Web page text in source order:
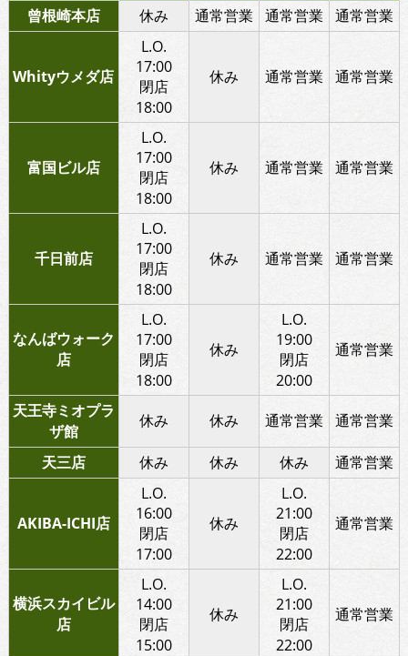
曾根崎本店
休み 通常営業 通常営業 通常営業
Whityウメダ店
L.O.
17:00
閉店
18:00
休み 通常営業 通常営業
富国ビル店
L.O.
17:00
閉店
18:00
休み 通常営業 通常営業
千日前店
L.O.
17:00
閉店
18:00
休み 通常営業 通常営業
なんばウォーク
店
L.O.
17:00
閉店
18:00
休み
L.O.
19:00
閉店
20:00
通常営業
天王寺ミオプラ
ザ館
休み 休み 通常営業 通常営業
天三店 休み 休み 休み 通常営業
AKIBA-ICHI店
L.O.
16:00
閉店
17:00
休み
L.O.
21:00
閉店
22:00
通常営業
横浜スカイビル
店
L.O.
14:00
閉店
15:00
休み
L.O.
21:00
閉店
22:00
通常営業